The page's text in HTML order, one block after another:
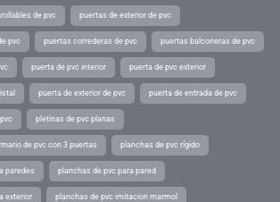
de pvc puertas de exterior de pvc
pvc puertas correderas de pvc puertas balconeras de pvc
puerta de pvc interior puerta de pvc exterior
puerta de exterior de pvc puerta de entrada de pvc
pletinas de pvc planas
de pvc con 3 puertas planchas de pvc rígido
paredes planchas de pvc para pared
exterior planchas de pvc imitacion marmol